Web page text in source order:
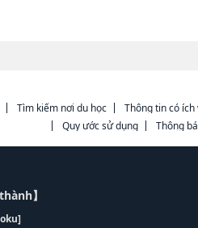
Tìm kiếm nơi du học Thông tin có ích
Quy ước sử dụng
Thông
】